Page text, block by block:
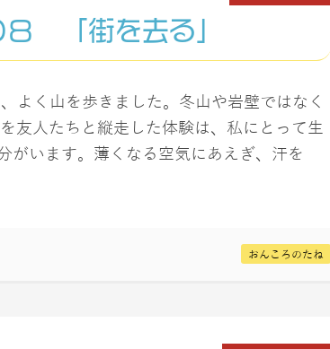
８ 「街を去る」
く山を歩きました。冬山や岩壁ではなく
友人たちと縦走した体験は、私にとって生
がいます。薄くなる空気にあえぎ、汗を
おんころのたね